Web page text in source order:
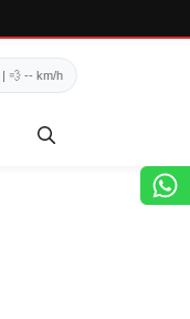
| 💨 -- km/h